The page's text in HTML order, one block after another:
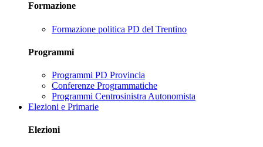
Formazione
Formazione politica PD del Trentino
Programmi
Programmi PD Provincia
Conferenze Programmatiche
Programmi Centrosinistra Autonomista
Elezioni e Primarie
Elezioni